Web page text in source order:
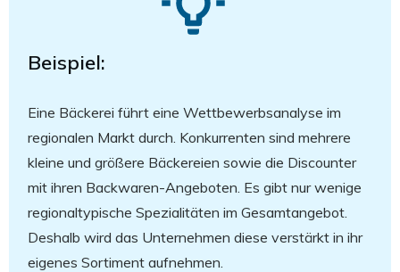
Beispiel:
Eine Bäckerei führt eine Wettbewerbsanalyse im
regionalen Markt durch. Konkurrenten sind mehrere
kleine und größere Bäckereien sowie die Discounter
mit ihren Backwaren-Angeboten. Es gibt nur wenige
regionaltypische Spezialitäten im Gesamtangebot.
Deshalb wird das Unternehmen diese verstärkt in ihr
eigenes Sortiment aufnehmen.